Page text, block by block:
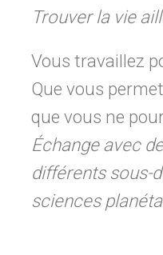
Trouver la vie
Vous travaillez
Que vous
que vous ne
Échange avec
différents sous-
sciences